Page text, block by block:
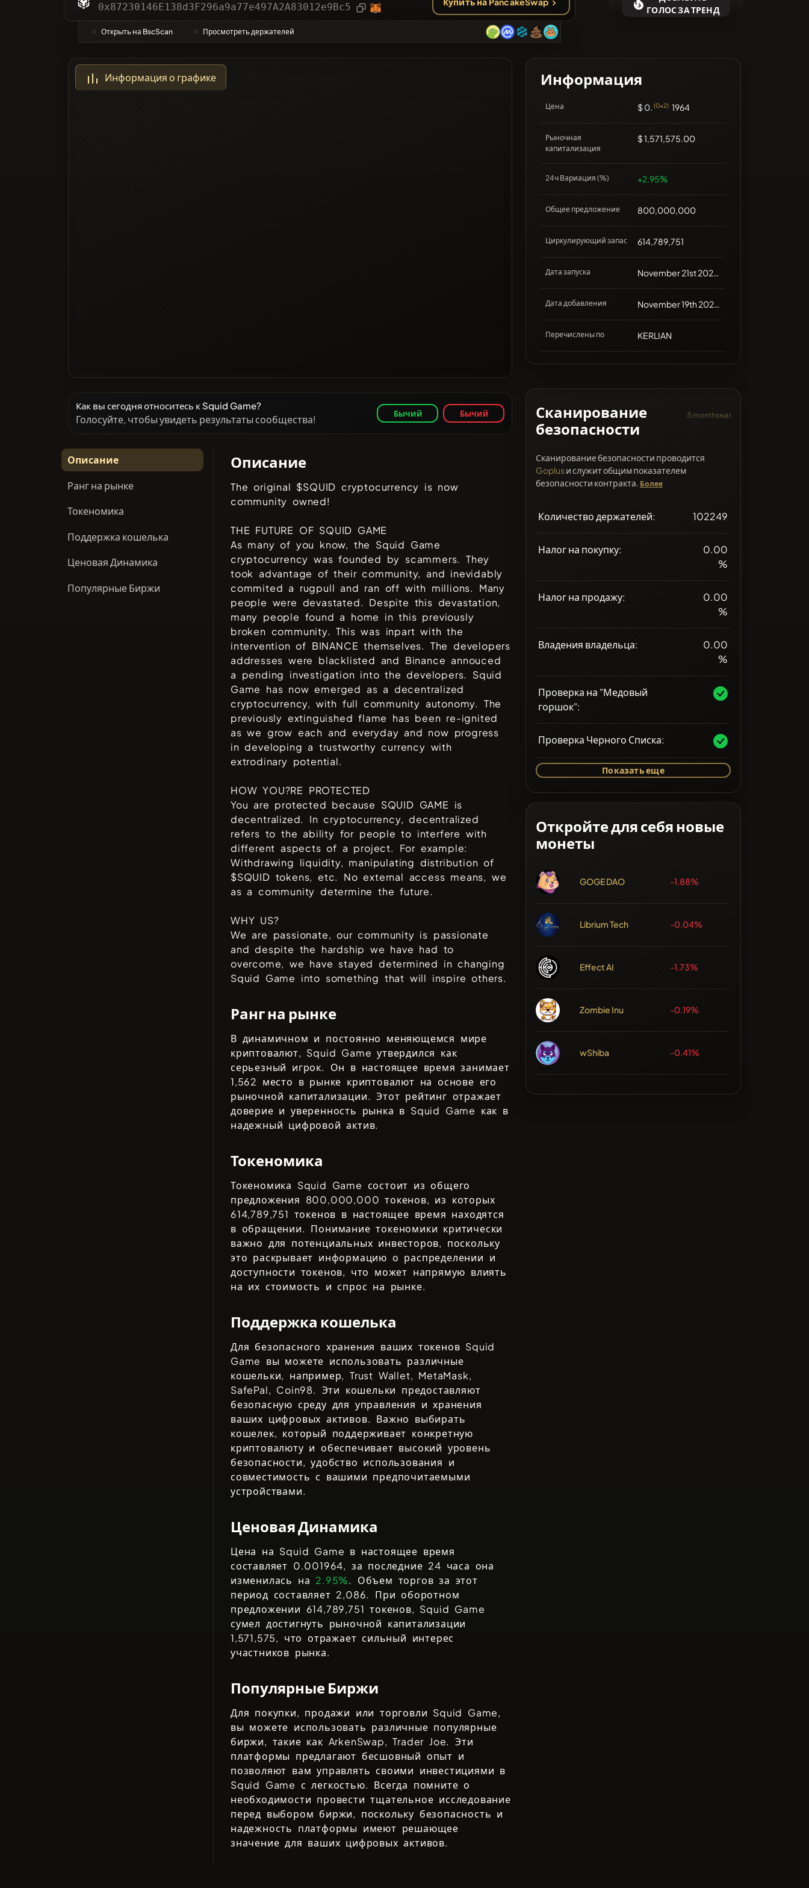
Категории
Наиболее Проголосованные
Статья ❌Нет недавних монет
0x87230146E138d3F296a9a77e497A2A83012e9Bc5
Открыть на BscScan Просмотреть держателей
ГОЛОС ЗА ТРЕНД
Информация о графике
Как вы сегодня относитесь к Squid Game?
Голосуйте, чтобы увидеть результаты сообщества! Бычий Бычий
Описание
Ранг на рынке
Токеномика
Поддержка кошелька
Ценовая Динамика
Популярные Биржи
Описание
The original $SQUID cryptocurrency is now
community owned!
THE FUTURE OF SQUID GAME
As many of you know, the Squid Game
cryptocurrency was founded by scammers. They
took advantage of their community, and inevidably
commited a rugpull and ran off with millions. Many
people were devastated. Despite this devastation,
many people found a home in this previously
broken community. This was inpart with the
intervention of BINANCE themselves. The developers
addresses were blacklisted and Binance annouced
a pending investigation into the developers. Squid
Game has now emerged as a decentralized
cryptocurrency, with full community autonomy. The
previously extinguished flame has been re-ignited
as we grow each and everyday and now progress
in developing a trustworthy currency with
extrodinary potential.
HOW YOU?RE PROTECTED
You are protected because SQUID GAME is
decentralized. In cryptocurrency, decentralized
refers to the ability for people to interfere with
different aspects of a project. For example:
Withdrawing liquidity, manipulating distribution of
$SQUID tokens, etc. No external access means, we
as a community determine the future.
WHY US?
We are passionate, our community is passionate
and despite the hardship we have had to
overcome, we have stayed determined in changing
Squid Game into something that will inspire others.
Ранг на рынке
В динамичном и постоянно меняющемся мире
криптовалют, Squid Game утвердился как
серьезный игрок. Он в настоящее время занимает
1,562 место в рынке криптовалют на основе его
рыночной капитализации. Этот рейтинг отражает
доверие и уверенность рынка в Squid Game как в
надежный цифровой актив.
Токеномика
Токеномика Squid Game состоит из общего
предложения 800,000,000 токенов, из которых
614,789,751 токенов в настоящее время находятся
в обращении. Понимание токеномики критически
важно для потенциальных инвесторов, поскольку
это раскрывает информацию о распределении и
доступности токенов, что может напрямую влиять
на их стоимость и спрос на рынке.
Поддержка кошелька
Для безопасного хранения ваших токенов Squid
Game вы можете использовать различные
кошельки, например,Trust Wallet, MetaMask,
SafePal, Coin98. Эти кошельки предоставляют
безопасную среду для управления и хранения
ваших цифровых активов. Важно выбирать
кошелек, который поддерживает конкретную
криптовалюту и обеспечивает высокий уровень
безопасности, удобство использования и
совместимость с вашими предпочитаемыми
устройствами.
Ценовая Динамика
Цена на Squid Game в настоящее время
составляет 0.001964, за последние 24 часа она
изменилась на 2.95%. Объем торгов за этот
период составляет 2,086. При оборотном
предложении 614,789,751токенов, Squid Game
сумел достигнуть рыночной капитализации
1,571,575, что отражает сильный интерес
участников рынка.
Популярные Биржи
Для покупки, продажи или торговли Squid Game,
вы можете использовать различные популярные
биржи, такие как ArkenSwap, Trader Joe. Эти
платформы предлагают бесшовный опыт и
позволяют вам управлять своими инвестициями в
Squid Game с легкостью. Всегда помните о
необходимости провести тщательное исследование
перед выбором биржи, поскольку безопасность и
надежность платформы имеют решающее
значение для ваших цифровых активов.
Информация
Цена $ 0. (0x2) 1964
Рыночная
капитализация
$ 1,571,575.00
24ч Вариация (%) +2.95%
Общее предложение 800,000,000
Циркулирующий запас 614,789,751
Дата запуска November 21st 2021, 00:00
Дата добавления November 19th 2021, 06:56
Перечислены по KERLIAN
Сканирование
безопасности
5 monthsназад
Сканирование безопасности проводится
Goplusи служит общим показателем
безопасности контракта. Более
Количество держателей: 102249
Налог на покупку:
0.00
%
Налог на продажу:
0.00
%
Владения владельца:
0.00
%
Проверка на "Медовый
горшок":
Проверка Черного Списка:
Показать еще
Откройте для себя новые
монеты
GOGE DAO -1.88%
Librium Tech -0.04%
Effect AI -1.73%
Zombie Inu -0.19%
wShiba -0.41%